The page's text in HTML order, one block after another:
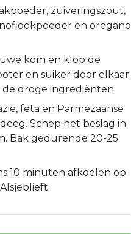
zuiveringszout,
en oregano
kom en klop de
en suiker door elkaar.
droge ingrediënten.
feta en Parmezaanse
Schep het beslag in
Bak gedurende 20-25
10 minuten afkoelen op